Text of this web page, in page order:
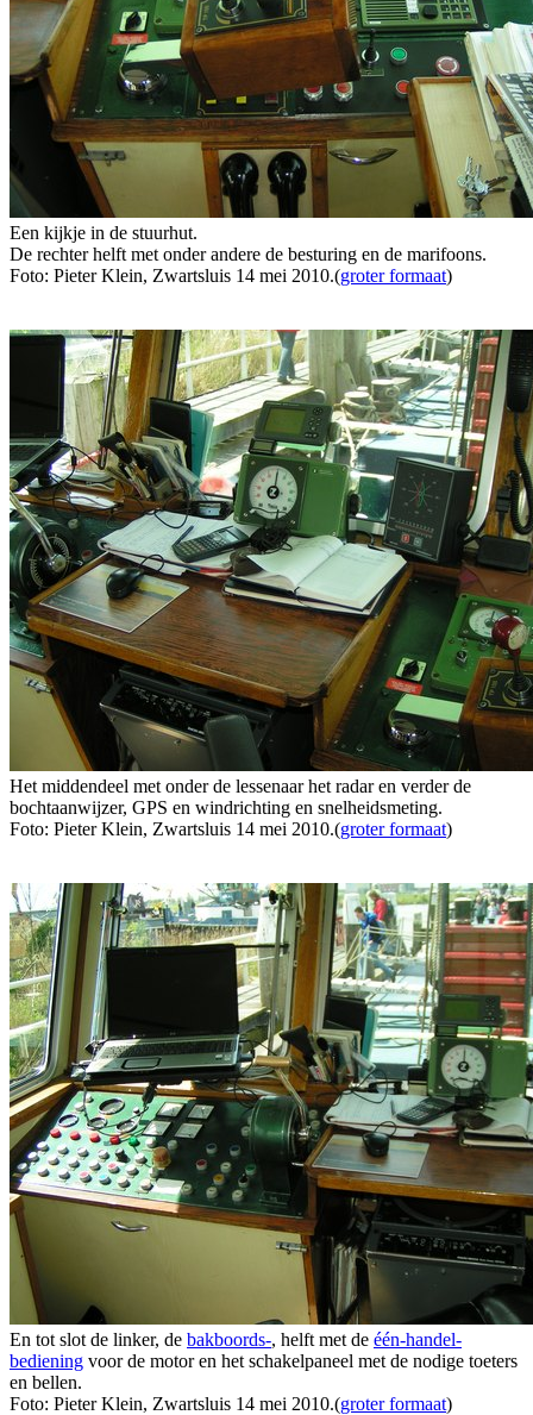
Een kijkje in de stuurhut.
De rechter helft met onder andere de besturing en de marifoons.
Foto: Pieter Klein, Zwartsluis 14 mei 2010.(groter formaat)
Het middendeel met onder de lessenaar het radar en verder de
bochtaanwijzer, GPS en windrichting en snelheidsmeting.
Foto: Pieter Klein, Zwartsluis 14 mei 2010.(groter formaat)
En tot slot de linker, de bakboords-, helft met de één-handel-
bediening voor de motor en het schakelpaneel met de nodige toeters
en bellen.
Foto: Pieter Klein, Zwartsluis 14 mei 2010.(groter formaat)